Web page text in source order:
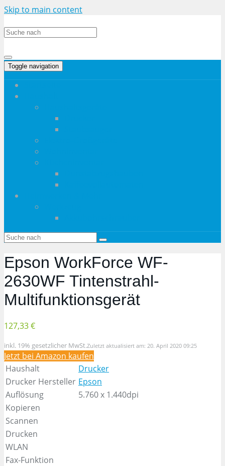
Skip to main content
Toggle navigation
Epson WorkForce WF-
2630WF Tintenstrahl-
Multifunktionsgerät
127,33 €
inkl. 19% gesetzlicher MwSt.Zuletzt aktualisiert am: 20. April 2020 09:25
Jetzt bei Amazon kaufen
Haushalt
Drucker
Drucker Hersteller Epson
Auflösung
5.760 x 1.440dpi
Kopieren
Scannen
Drucken
WLAN
Fax-Funktion